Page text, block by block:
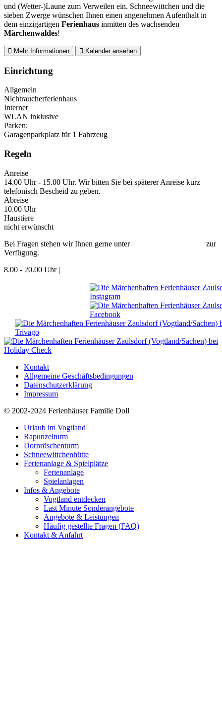
und (Wetter-)Laune zum Verweilen ein. Schneewittchen und die
sieben Zwerge wünschen Ihnen einen angenehmen Aufenthalt in
dem einzigartigen Ferienhaus inmitten des wachsenden
Märchenwaldes!
Mehr Informationen Kalender ansehen
Einrichtung
Allgemein
Nichtraucherferienhaus
Internet
WLAN inklusive
Parken:
Garagenparkplatz für 1 Fahrzeug
Regeln
Anreise
14.00 Uhr - 15.00 Uhr. Wir bitten Sie bei späterer Anreise kurz
telefonisch Bescheid zu geben.
Abreise
10.00 Uhr
Haustiere
nicht erwünscht
Bei Fragen stehen wir Ihnen gerne unter
zur
Verfügung.
8.00 - 20.00 Uhr |
Kontakt
Allgemeine Geschäftsbedingungen
Datenschutzerklärung
Impressum
© 2002-2024 Ferienhäuser Familie Doll
Urlaub im Vogtland
Rapunzelturm
Dornröschenturm
Schneewittchenhütte
Ferienanlage & Spielplätze
Ferienanlage
Spielanlagen
Infos & Angebote
Vogtland entdecken
Last Minute Sonderangebote
Angebote & Leistungen
Häufig gestellte Fragen (FAQ)
Kontakt & Anfahrt